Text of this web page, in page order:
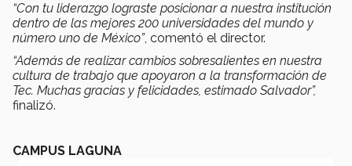
“Con tu liderazgo lograste posicionar a nuestra institución
dentro de las mejores 200 universidades del mundo y
número uno de México”, comentó el director.
“Además de realizar cambios sobresalientes en nuestra
cultura de trabajo que apoyaron a la transformación de
Tec. Muchas gracias y felicidades, estimado Salvador”,
finalizó.
CAMPUS LAGUNA